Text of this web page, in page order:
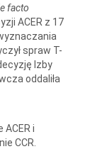
facto
ACER z 17
spraw T-
Izby
oddaliła
i
CCR.